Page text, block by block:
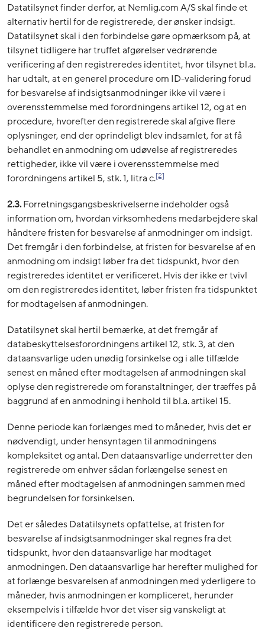
Datatilsynet finder derfor, at Nemlig.com A/S skal finde et
alternativ hertil for de registrerede, der ønsker indsigt.
Datatilsynet skal i den forbindelse gøre opmærksom på, at
tilsynet tidligere har truffet afgørelser vedrørende
verificering af den registreredes identitet, hvor tilsynet bl.a.
har udtalt, at en generel procedure om ID-validering forud
for besvarelse af indsigtsanmodninger ikke vil være i
overensstemmelse med forordningens artikel 12, og at en
procedure, hvorefter den registrerede skal afgive flere
oplysninger, end der oprindeligt blev indsamlet, for at få
behandlet en anmodning om udøvelse af registreredes
rettigheder, ikke vil være i overensstemmelse med
forordningens artikel 5, stk. 1, litra c.[2]
2.3.Forretningsgangsbeskrivelserne indeholder også
information om, hvordan virksomhedens medarbejdere skal
håndtere fristen for besvarelse af anmodninger om indsigt.
Det fremgår i den forbindelse, at fristen for besvarelse af en
anmodning om indsigt løber fra det tidspunkt, hvor den
registreredes identitet er verificeret. Hvis der ikke er tvivl
om den registreredes identitet, løber fristen fra tidspunktet
for modtagelsen af anmodningen.
Datatilsynet skal hertil bemærke, at det fremgår af
databeskyttelsesforordningens artikel 12, stk. 3, at den
dataansvarlige uden unødig forsinkelse og i alle tilfælde
senest en måned efter modtagelsen af anmodningen skal
oplyse den registrerede om foranstaltninger, der træffes på
baggrund af en anmodning i henhold til bl.a. artikel 15.
Denne periode kan forlænges med to måneder, hvis det er
nødvendigt, under hensyntagen til anmodningens
kompleksitet og antal. Den dataansvarlige underretter den
registrerede om enhver sådan forlængelse senest en
måned efter modtagelsen af anmodningen sammen med
begrundelsen for forsinkelsen.
Det er således Datatilsynets opfattelse, at fristen for
besvarelse af indsigtsanmodninger skal regnes fra det
tidspunkt, hvor den dataansvarlige har modtaget
anmodningen. Den dataansvarlige har herefter mulighed for
at forlænge besvarelsen af anmodningen med yderligere to
måneder, hvis anmodningen er kompliceret, herunder
eksempelvis i tilfælde hvor det viser sig vanskeligt at
identificere den registrerede person.